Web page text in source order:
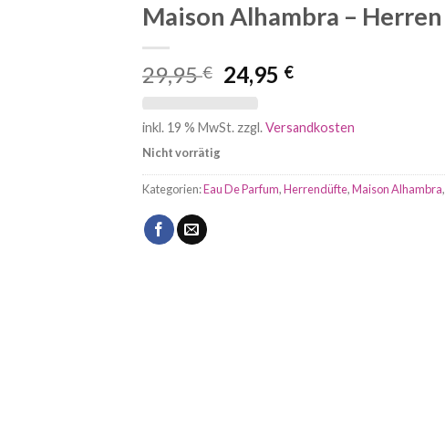
Maison Alhambra – Herren
29,95€ Ursprünglicher
Preis
war:
29,95 €
24,95 €Aktueller
ist:
24,95 €.
inkl. 19 % MwSt. zzgl.Versandkosten
Nicht vorrätig
Kategorien:Eau De Parfum,Herrendüfte,Maison Alhambra,